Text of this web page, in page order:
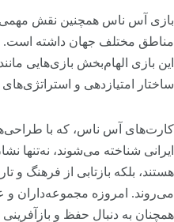
بازی آس ناس همچنین نقش مهمی
مناطق مختلف جهان داشته است.
این بازی الهام‌بخش بازی‌هایی
ساختار امتیازدهی و
کارت‌های آس ناس، که با
ایرانی شناخته می‌شوند، نه‌تنها
هستند، بلکه بازتابی از فرهنگ و
می‌روند. امروزه مجموعه‌داران و
همچنان به دنبال حفظ و بازآفرینی